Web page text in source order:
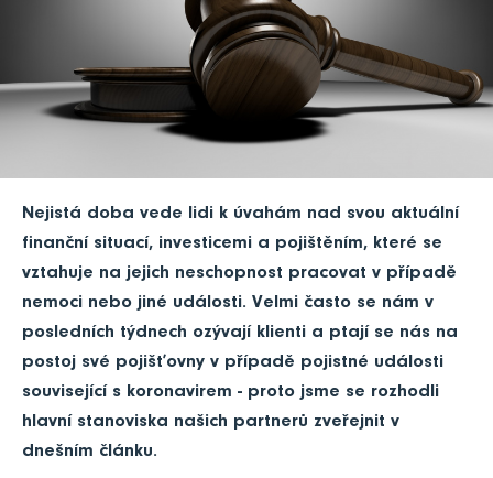
Nejistá doba vede lidi k úvahám nad svou aktuální
finanční situací, investicemi a pojištěním, které se
vztahuje na jejich neschopnost pracovat v případě
nemoci nebo jiné události. Velmi často se nám v
posledních týdnech ozývají klienti a ptají se nás na
postoj své pojišťovny v případě pojistné události
související s koronavirem - proto jsme se rozhodli
hlavní stanoviska našich partnerů zveřejnit v
dnešním článku.